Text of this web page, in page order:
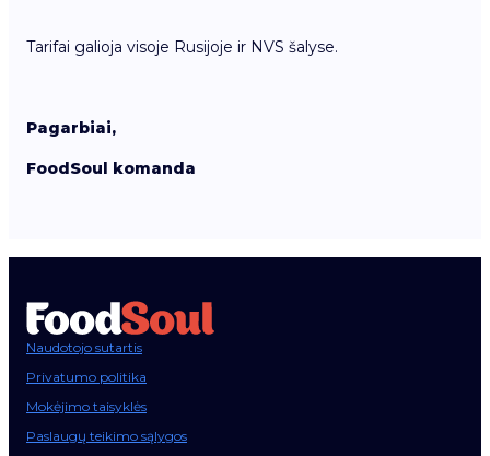
Tarifai galioja visoje Rusijoje ir NVS šalyse.
Pagarbiai,
FoodSoul komanda
Naudotojo sutartis
Privatumo politika
Mokėjimo taisyklės
Paslaugų teikimo sąlygos